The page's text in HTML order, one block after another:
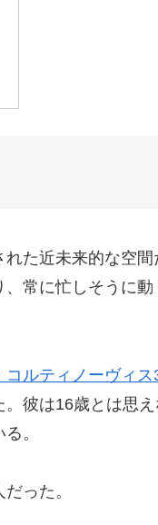
た近未来的な空
常に忙しそうに
コルティノーヴィス
彼は16歳とは思
。
った。